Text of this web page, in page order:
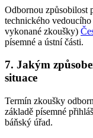
Odbornou způsobilost
technického
vykonané zkoušky)
písemné a ústní části.
7. Jakým
situace
Termín zkoušky
základě písemné
báňský úřad.